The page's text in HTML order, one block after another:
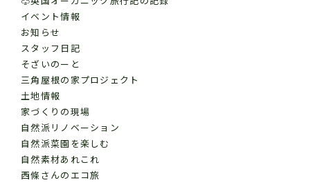
イベント情報
お知らせ
スタッフ日記
そざいのーと
三角屋根の家プロジェクト
土地情報
家づくりの現場
自然派リノベーション
自然派菜園を楽しむ
自然素材あれこれ
西條さんのエコ旅